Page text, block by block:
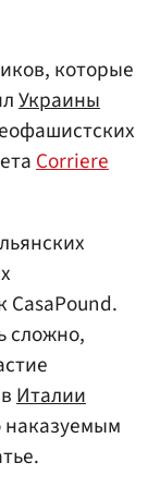
которые
Украины
Corriere
CasaPound.
сложно,
Италии
наказуемым